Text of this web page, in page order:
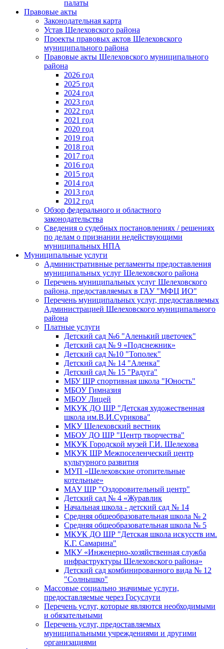
палаты
Правовые акты
Законодательная карта
Устав Шелеховского района
Проекты правовых актов Шелеховского
муниципального района
Правовые акты Шелеховского муниципального
района
2026 год
2025 год
2024 год
2023 год
2022 год
2021 год
2020 год
2019 год
2018 год
2017 год
2016 год
2015 год
2014 год
2013 год
2012 год
Обзор федерального и областного
законодательства
Сведения о судебных постановлениях / решениях
по делам о признании недействующими
муниципальных НПА
Муниципальные услуги
Административные регламенты предоставления
муниципальных услуг Шелеховского района
Перечень муниципальных услуг Шелеховского
района, предоставляемых в ГАУ "МФЦ ИО"
Перечень муниципальных услуг, предоставляемых
Администрацией Шелеховского муниципального
района
Платные услуги
Детский сад №6 "Аленький цветочек"
Детский сад № 9 «Подснежник»
Детский сад №10 "Тополек"
Детский сад № 14 "Аленка"
Детский сад № 15 "Радуга"
МБУ ШР спортивная школа "Юность"
МБОУ Гимназия
МБОУ Лицей
МКУК ДО ШР "Детская художественная
школа им.В.И.Сурикова"
МКУ Шелеховский вестник
МБОУ ДО ШР "Центр творчества"
МКУК Городской музей Г.И. Шелехова
МКУК ШР Межпоселенческий центр
культурного развития
МУП «Шелеховские отопительные
котельные»
МАУ ШР "Оздоровительный центр"
Детский сад № 4 «Журавлик
Начальная школа - детский сад № 14
Средняя общеобразовательная школа № 2
Средняя общеобразовательная школа № 5
МКУК ДО ШР "Детская школа искусств им.
К.Г. Самарина"
МКУ «Инженерно-хозяйственная служба
инфраструктуры Шелеховского района»
Детский сад комбинированного вида № 12
"Солнышко"
Массовые социально значимые услуги,
предоставляемые через Госуслуги
Перечень услуг, которые являются необходимыми
и обязательными
Перечень услуг, предоставляемых
муниципальными учреждениями и другими
организациями